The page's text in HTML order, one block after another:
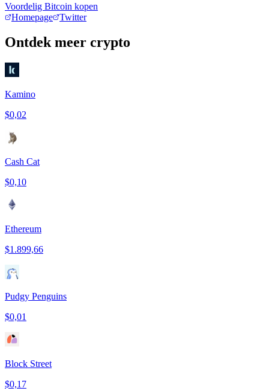
Voordelig Bitcoin kopen
Homepage
Twitter
Ontdek meer crypto
Kamino
$0,02
Cash Cat
$0,10
Ethereum
$1.899,66
Pudgy Penguins
$0,01
Block Street
$0,17